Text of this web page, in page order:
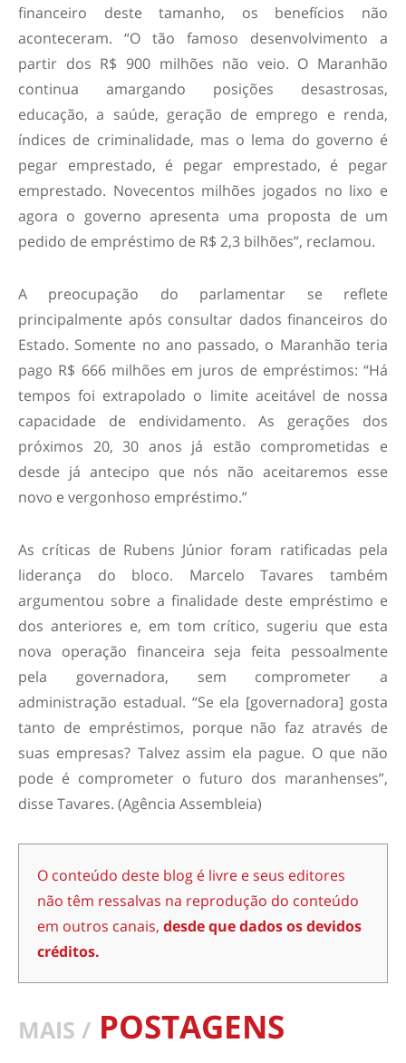
financeiro deste tamanho, os benefícios não
aconteceram. “O tão famoso desenvolvimento a
partir dos R$ 900 milhões não veio. O Maranhão
continua amargando posições desastrosas,
educação, a saúde, geração de emprego e renda,
índices de criminalidade, mas o lema do governo é
pegar emprestado, é pegar emprestado, é pegar
emprestado. Novecentos milhões jogados no lixo e
agora o governo apresenta uma proposta de um
pedido de empréstimo de R$ 2,3 bilhões”, reclamou.
A preocupação do parlamentar se reflete
principalmente após consultar dados financeiros do
Estado. Somente no ano passado, o Maranhão teria
pago R$ 666 milhões em juros de empréstimos: “Há
tempos foi extrapolado o limite aceitável de nossa
capacidade de endividamento. As gerações dos
próximos 20, 30 anos já estão comprometidas e
desde já antecipo que nós não aceitaremos esse
novo e vergonhoso empréstimo.”
As críticas de Rubens Júnior foram ratificadas pela
liderança do bloco. Marcelo Tavares também
argumentou sobre a finalidade deste empréstimo e
dos anteriores e, em tom crítico, sugeriu que esta
nova operação financeira seja feita pessoalmente
pela governadora, sem comprometer a
administração estadual. “Se ela [governadora] gosta
tanto de empréstimos, porque não faz através de
suas empresas? Talvez assim ela pague. O que não
pode é comprometer o futuro dos maranhenses”,
disse Tavares. (Agência Assembleia)
O conteúdo deste blog é livre e seus editores
não têm ressalvas na reprodução do conteúdo
em outros canais, desde que dados os devidos
créditos.
MAIS / POSTAGENS